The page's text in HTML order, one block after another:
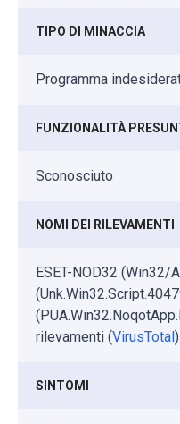
TIPO DI MINACCIA
Programma
FUNZIONALITÀ
Sconosciuto
NOMI DEI RILEVAMENTI
ESET-NOD32 (Win32/
rilevamenti (VirusTotal )
SINTOMI